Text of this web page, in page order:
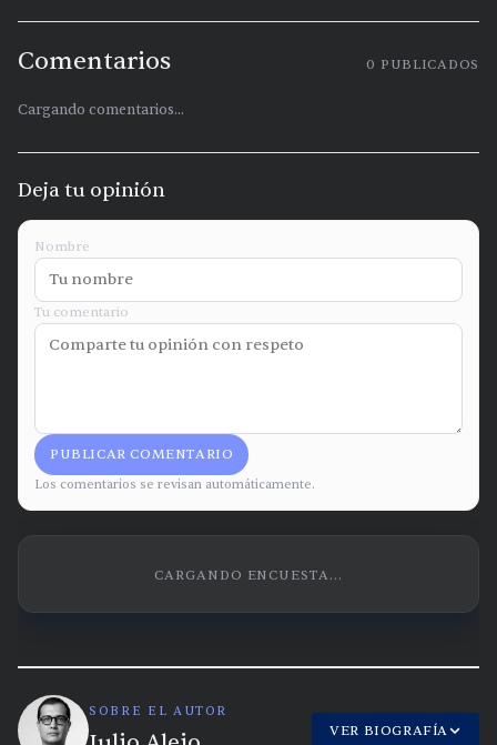
Comentarios 0 PUBLICADOS
Cargando comentarios...
Deja tu opinión
Nombre
Tu comentario
PUBLICAR COMENTARIO
Los comentarios se revisan automáticamente.
CARGANDO ENCUESTA...
SOBRE EL AUTOR
VER BIOGRAFÍA